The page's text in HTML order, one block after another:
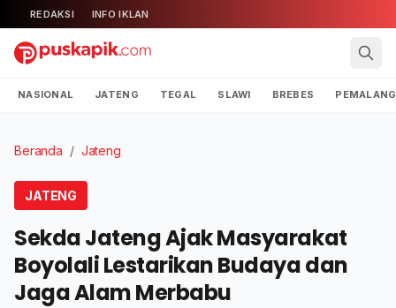
REDAKSI INFO IKLAN
NASIONAL JATENG TEGAL SLAWI BREBES PEMALANG
Beranda / Jateng
JATENG
Sekda Jateng Ajak Masyarakat
Boyolali Lestarikan Budaya dan
Jaga Alam Merbabu